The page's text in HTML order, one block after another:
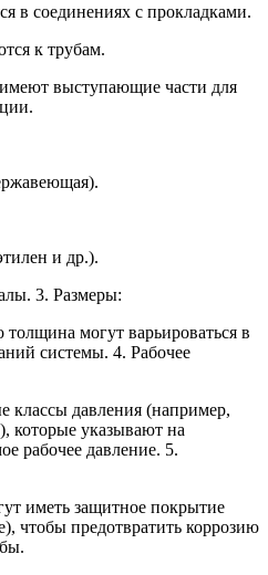
в соединениях с прокладками.
к трубам.
выступающие части для
и др.).
3. Размеры:
могут варьироваться в
системы. 4. Рабочее
классы давления (например,
которые указывают на
рабочее давление. 5.
иметь защитное покрытие
чтобы предотвратить коррозию